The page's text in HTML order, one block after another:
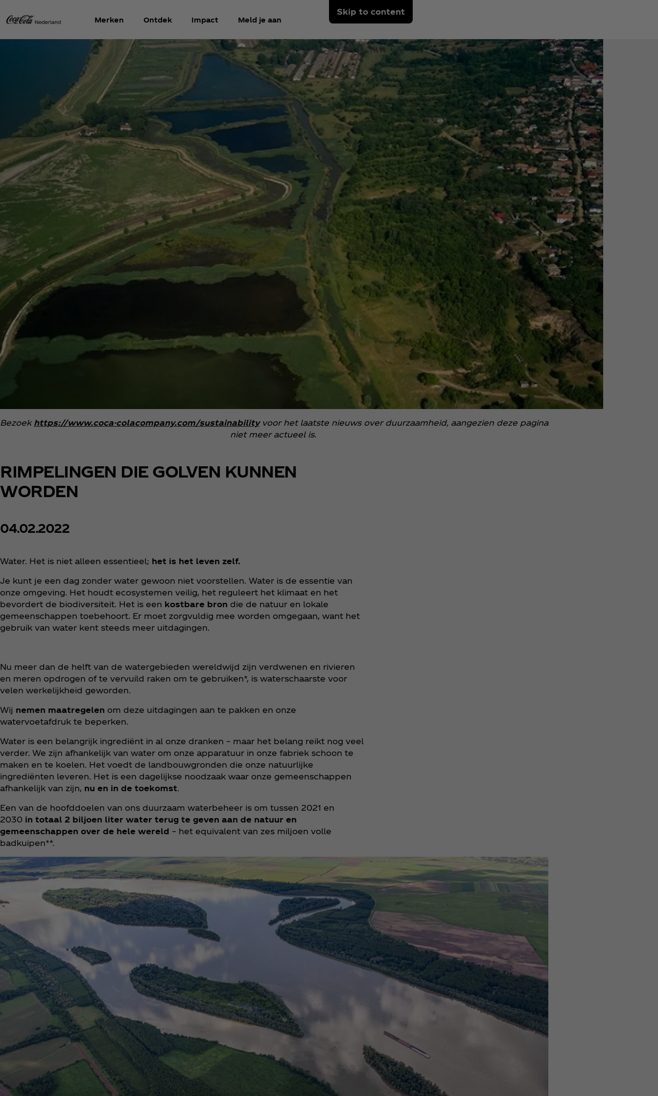
Skip to content
Merken Ontdek Impact Meld je aan
Bezoek https://www.coca-colacompany.com/sustainabilityvoor het laatste nieuws over duurzaamheid, aangezien deze pagina
niet meer actueel is.
RIMPELINGEN DIE GOLVEN KUNNEN
WORDEN
04.02.2022
Water. Het is niet alleen essentieel; het is het leven zelf.
Je kunt je een dag zonder water gewoon niet voorstellen. Water is de essentie van
onze omgeving. Het houdt ecosystemen veilig, het reguleert het klimaat en het
bevordert de biodiversiteit. Het is een kostbare bron die de natuur en lokale
gemeenschappen toebehoort. Er moet zorgvuldig mee worden omgegaan, want het
gebruik van water kent steeds meer uitdagingen.
Nu meer dan de helft van de watergebieden wereldwijd zijn verdwenen en rivieren
en meren opdrogen of te vervuild raken om te gebruiken*, is waterschaarste voor
velen werkelijkheid geworden.
Wij nemen maatregelen om deze uitdagingen aan te pakken en onze
watervoetafdruk te beperken.
Water is een belangrijk ingrediënt in al onze dranken – maar het belang reikt nog veel
verder. We zijn afhankelijk van water om onze apparatuur in onze fabriek schoon te
maken en te koelen. Het voedt de landbouwgronden die onze natuurlijke
ingrediënten leveren. Het is een dagelijkse noodzaak waar onze gemeenschappen
afhankelijk van zijn, nu en in de toekomst
Een van de hoofddoelen van ons duurzaam waterbeheer is om tussen 2021 en
2030 in totaal 2 biljoen liter water terug te geven aan de natuur en
gemeenschappen over de hele wereld – het equivalent van zes miljoen volle
badkuipen**.